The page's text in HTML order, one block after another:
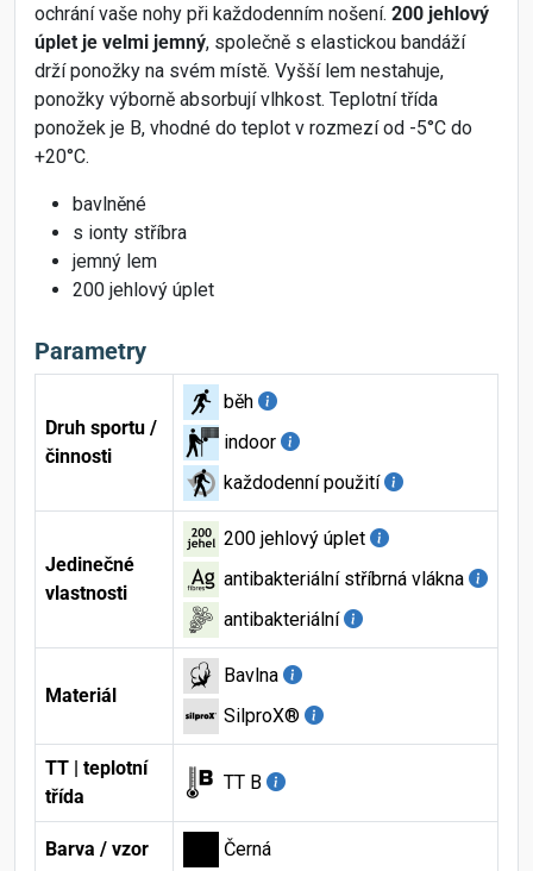
ochrání vaše nohy při každodenním nošení. 200 jehlový
úplet je velmi jemný, společně s elastickou bandáží
drží ponožky na svém místě. Vyšší lem nestahuje,
ponožky výborně absorbují vlhkost. Teplotní třída
ponožek je B, vhodné do teplot v rozmezí od -5°C do
+20°C.
bavlněné
s ionty stříbra
jemný lem
200 jehlový úplet
Parametry
Druh sportu /
činnosti
běh
indoor
každodenní použití
Jedinečné
vlastnosti
200 jehlový úplet
antibakteriální stříbrná vlákna
antibakteriální
Materiál
Bavlna
SilproX®
TT | teplotní
třída
TT B
Barva / vzor Černá